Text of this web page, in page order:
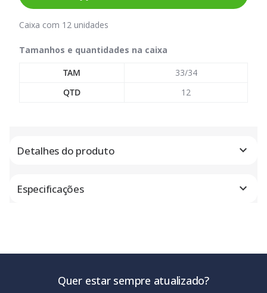
Caixa com 12 unidades
Tamanhos e quantidades na caixa
TAM
33/34
QTD
12
Detalhes do produto
Especificações
Quer estar sempre atualizado?